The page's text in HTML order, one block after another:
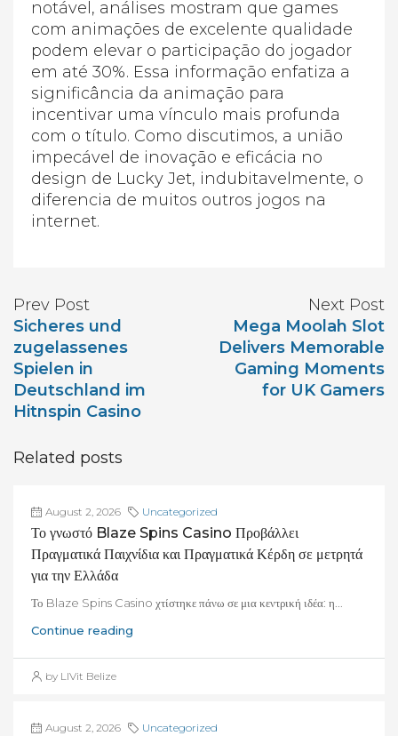
notável, análises mostram que games
com animações de excelente qualidade
podem elevar o participação do jogador
em até 30%. Essa informação enfatiza a
significância da animação para
incentivar uma vínculo mais profunda
com o título. Como discutimos, a união
impecável de inovação e eficácia no
design de Lucky Jet, indubitavelmente, o
diferencia de muitos outros jogos na
internet.
Prev Post
Sicheres und
zugelassenes
Spielen in
Deutschland im
Hitnspin Casino
Next Post
Mega Moolah Slot
Delivers Memorable
Gaming Moments
for UK Gamers
Related posts
August 2, 2026 Uncategorized
Το γνωστό Blaze Spins Casino Προβάλλει
Πραγματικά Παιχνίδια και Πραγματικά Κέρδη σε μετρητά
για την Ελλάδα
Το Blaze Spins Casino χτίστηκε πάνω σε μια κεντρική ιδέα: η...
Continue reading
by LIVit Belize
August 2, 2026 Uncategorized